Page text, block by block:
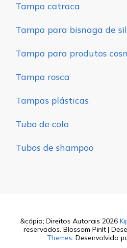
Tampa catraca
Tampa para bisnaga de
Tampa para produtos
Tampa rosca
Tampas plásticas
Tubo de cola
Tubos de shampoo
&cópia; Direitos Autorais 2026
reservados. Blossom PinIt |
Themes. Desenvolvido